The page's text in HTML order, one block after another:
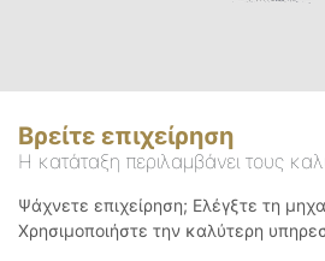
Βρείτε επιχείρηση
Η κατάταξη περιλαμβάνει τους
Ψάχνετε επιχείρηση; Ελέγξτε τη
Χρησιμοποιήστε την καλύτερη